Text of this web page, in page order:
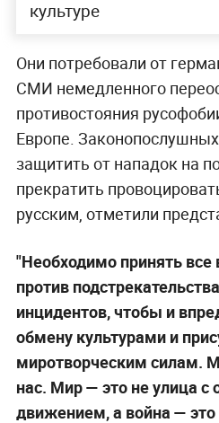
культуре
Они потребовали от
СМИ немедленного
противостояния
Европе.
защитить от нападок на
прекратить
русским, отметили
"Необходимо принять
против
инцидентов, чтобы и
обмену культурами и
миротворческим силам.
нас. Мир — это не улица с
движением, а война — это